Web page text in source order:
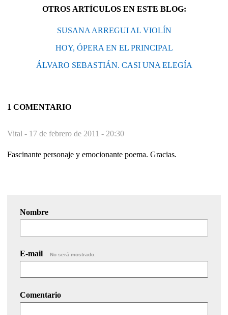
OTROS ARTÍCULOS EN ESTE BLOG:
SUSANA ARREGUI AL VIOLÍN
HOY, ÓPERA EN EL PRINCIPAL
ÁLVARO SEBASTIÁN. CASI UNA ELEGÍA
1 COMENTARIO
Vital - 17 de febrero de 2011 - 20:30
Fascinante personaje y emocionante poema. Gracias.
Nombre
E-mail No será mostrado.
Comentario